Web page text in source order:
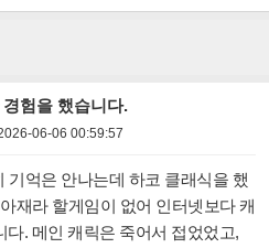
on/off
쓰
험을 했습니다.
06-06 00:59:57
기억은 안나는데 하코 클래식을 했
재라 할게임이 없어 인터넷보다 캐
. 메인 캐릭은 죽어서 접었었고,